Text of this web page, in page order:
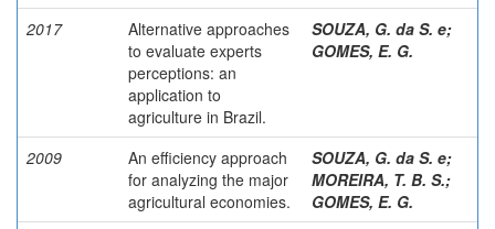
2017
Alternative approaches
to evaluate experts
perceptions: an
application to
agriculture in Brazil.
SOUZA, G. da S. e;
GOMES, E. G.
2009
An efficiency approach
for analyzing the major
agricultural economies.
SOUZA, G. da S. e;
MOREIRA, T. B. S.;
GOMES, E. G.